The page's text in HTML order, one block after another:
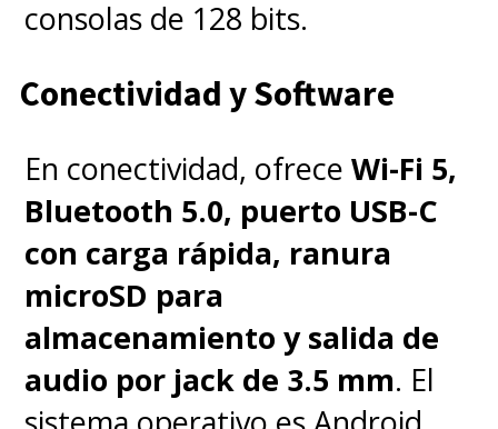
tenga éxito es apostar por
algo nuevo", complementó el
diseñador de sets
Alex
Kougasiandurante la
conversación, destacando que
"los sets nos permiten
experimentar y creo que una de
las cosas que queremos
conseguir escomprender
mejor qué es lo que hace que
consolas de 128 bits.
Conectividad y Software
En conectividad, ofreceWi-Fi 5,
Bluetooth 5.0, puerto USB-C
con carga rápida, ranura
microSD para
almacenamiento y salida de
audio por jack de 3.5 mm. El